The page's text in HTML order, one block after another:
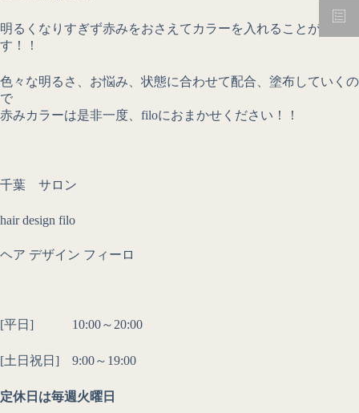
明るくなりすぎず赤みをおさえてカラーを入れることができま
す！！
色々な明るさ、お悩み、状態に合わせて配合、塗布していくの
で
赤みカラーは是非一度、filoにおまかせください！！
千葉 サロン
hair design filo
ヘア デザイン フィーロ
[平日] 10:00～20:00
[土日祝日] 9:00～19:00
定休日は毎週火曜日